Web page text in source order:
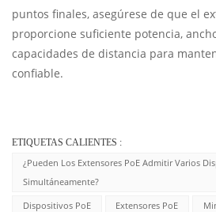
puntos finales, asegúrese de que el
proporcione suficiente potencia,
capacidades de distancia para
confiable.
ETIQUETAS CALIENTES :
¿Pueden Los Extensores PoE Admitir Varios
Simultáneamente?
Dispositivos PoE
Extensores PoE